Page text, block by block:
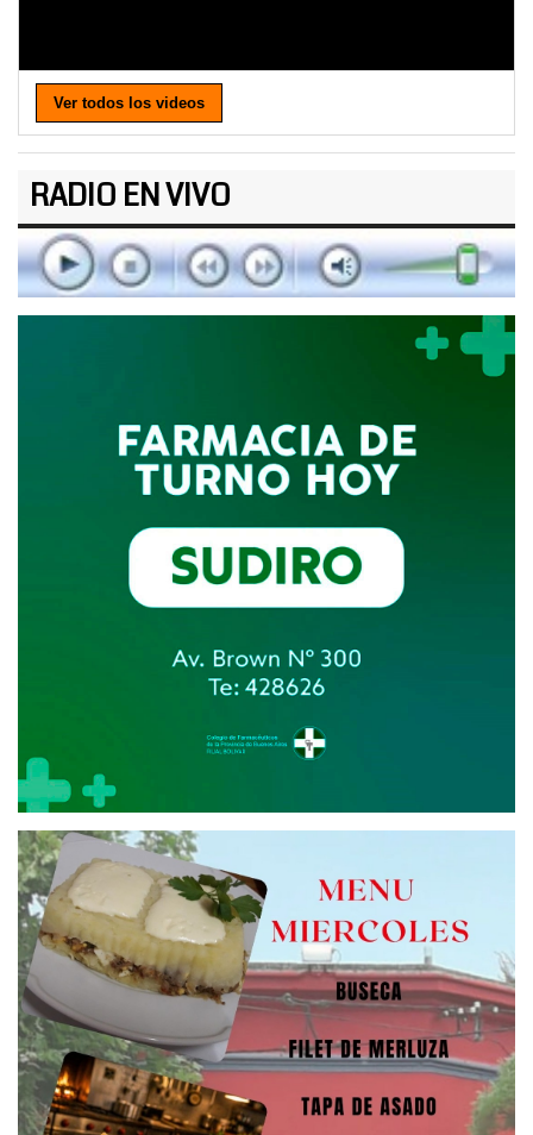
Ver todos los videos
RADIO EN VIVO